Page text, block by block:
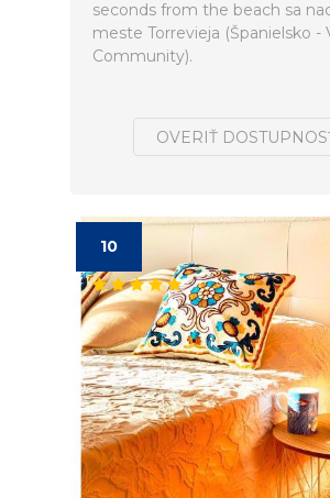
seconds from the beach sa
meste Torrevieja (Španielsko -
Community).
OVERIŤ
10